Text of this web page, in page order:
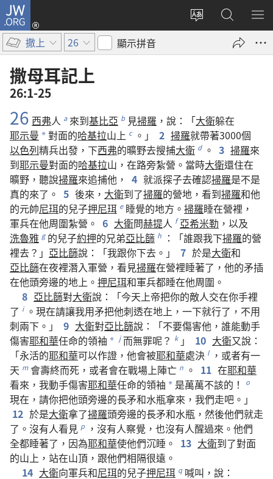
JW.ORG
更
網
登
入
啟
搜
尋
JW.ORG
顯
選
撒上 26 顯示拼音
撒母耳記上
26:1-25
26 西弗人 a 來到基比亞 b 見掃羅 ， 說 ：「大衛躲在
耶示曼 *對面的哈基拉山上 c 。」 2 掃羅就帶著3000個
以色列精兵出發 ， 下西弗的曠野去搜捕大衛 d 。 3 掃羅來
到耶示曼對面的哈基拉山 ， 在路旁紮營 。 當時大衛還住在
曠野 ， 聽說掃羅來追捕他 ， 4 就派探子去確認掃羅是不是
真的來了 。 5 後來 ， 大衛到了掃羅的營地 ， 看到掃羅和他
的元帥尼珥的兒子押尼珥 e 睡覺的地方 。 掃羅睡在營裡 ，
軍兵在他周圍紮營 。 6 大衛問赫提人 f 亞希米勒 ， 以及
洗魯雅 g 的兒子約押的兄弟亞比篩 h ：「誰跟我下掃羅的營
裡去？」 亞比篩說 ：「我跟你下去 。」 7 於是大衛和
亞比篩在夜裡潛入軍營 ， 看見掃羅在營裡睡著了 ， 他的矛插
在他頭旁邊的地上 。 押尼珥和軍兵都睡在他周圍 。
8 亞比篩對大衛說 ：「今天上帝把你的敵人交在你手裡
了 i 。 現在請讓我用矛把他刺透在地上 ， 一下就行了 ， 不用
刺兩下 。」 9 大衛對亞比篩說 ：「不要傷害他 ， 誰能動手
傷害耶和華任命的領袖 * j 而無罪呢？ k 」 10 大衛又說 ：
「永活的耶和華可以作證 ， 他會被耶和華處決 l ， 或者有一
天 m 會壽終而死 ， 或者會在戰場上陣亡 n 。 11 在耶和華
看來 ， 我動手傷害耶和華任命的領袖 * 是萬萬不該的 ！ o
現在 ， 請你把他頭旁邊的長矛和水瓶拿來 ， 我們走吧 。」
12 於是大衛拿了掃羅頭旁邊的長矛和水瓶 ， 然後他們就走
了 。 沒有人看見 p ， 沒有人察覺 ， 也沒有人醒過來 。 他們
全都睡著了 ， 因為耶和華使他們沉睡 。 13 大衛到了對面
的山上 ， 站在山頂 ， 跟他們相隔很遠 。
14 大衛向軍兵和尼珥的兒子押尼珥 q 喊叫 ， 說 ：